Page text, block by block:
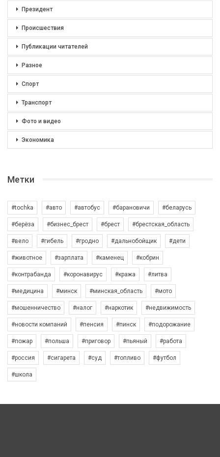
Президент
Происшествия
Публикации читателей
Разное
Спорт
Транспорт
Фото и видео
Экономика
Метки
#tochka #авто #автобус #барановичи #беларусь
#берёза #бизнес_брест #брест #брестская_область
#вело #гибель #гродно #дальнобойщик #дети
#животное #зарплата #каменец #кобрин
#контрабанда #коронавирус #кража #литва
#медицина #минск #минская_область #мото
#мошенничество #налог #наркотик #недвижимость
#новости компаний #пенсия #пинск #подорожание
#пожар #польша #приговор #пьяный #работа
#россия #сигарета #суд #топливо #футбол
#школа